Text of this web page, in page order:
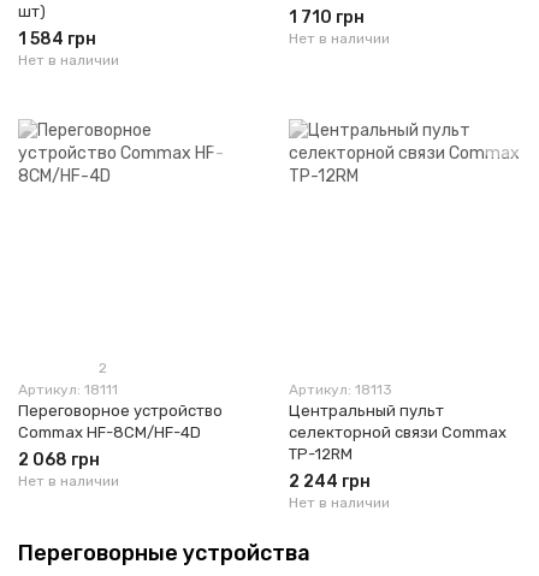
шт)
1 584 грн
Нет в наличии
1 710 грн
Нет в наличии
2
Артикул: 18111
Переговорное устройство
Commax HF-8CM/HF-4D
2 068 грн
Нет в наличии
Артикул: 18113
Центральный пульт
селекторной связи Commax
TP-12RM
2 244 грн
Нет в наличии
Переговорные устройства